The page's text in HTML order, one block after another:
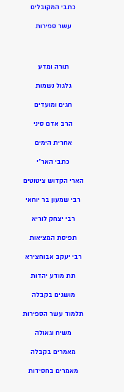
כתבי המקובלים
עשר ספירות
תורה ומדע
גלגול נשמות
חגים ומועדים
הרב אדם סיני
אחרית הימים
כתבי האר”י
הארי הקדוש ציטוטים
רבי שמעון בר יוחאי
רבי יצחק לוריא
תפיסת המציאות
רבי יעקב אבוחצירא
תת מודע יהדות
מושגים בקבלה
תלמוד עשר הספירות
משיח וגאולה
מאמרים בקבלה
מאמרים בחסידות